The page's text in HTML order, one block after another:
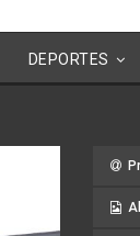
DEPORTES